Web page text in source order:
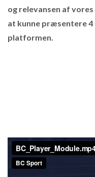
og relevansen af
at kunne præsentere
platformen.